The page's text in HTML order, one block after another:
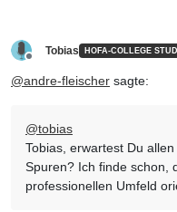
Tobias HOFA-COLLEGE
@andre-fleischer sagte:
@tobias
Tobias, erwartest Du
Spuren? Ich finde schon,
professionellen Umfeld